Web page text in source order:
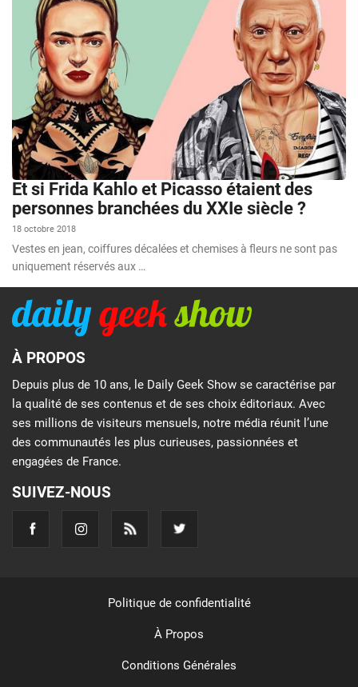
Et si Frida Kahlo et Picasso étaient des
personnes branchées du XXIe siècle ?
18 octobre 2018
Vestes en jean, coiffures décalées et chemises à fleurs ne sont pas
uniquement réservés aux …
À PROPOS
Depuis plus de 10 ans, le Daily Geek Show se caractérise par
la qualité de ses contenus et de ses choix éditoriaux. Avec
ses millions de visiteurs mensuels, notre média réunit l’une
des communautés les plus curieuses, passionnées et
engagées de France.
SUIVEZ-NOUS
Politique de confidentialité
À Propos
Conditions Générales